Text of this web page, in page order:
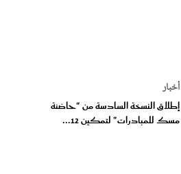
أخبار
إطلاق النسخة السادسة من "حاضنة
مسك للمبادرات" لتمكين 12...